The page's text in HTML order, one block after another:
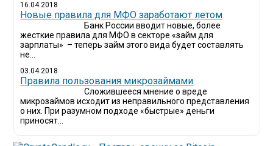
16.04.2018
Новые правила для МФО заработают летом
Банк России вводит новые, более
жесткие правила для МФО в секторе «займ для
зарплаты» – теперь займ этого вида будет составлять
не...
03.04.2018
​Правила пользования микрозаймами
Сложившееся мнение о вреде
микрозаймов исходит из неправильного представления
о них. При разумном подходе «быстрые» деньги
приносят...